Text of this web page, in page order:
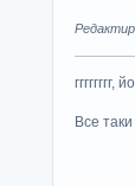
гггггггг,
Все